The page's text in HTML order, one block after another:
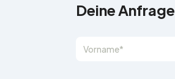
Deine Anfrage